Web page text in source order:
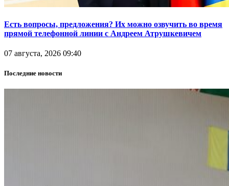
Есть вопросы, предложения? Их можно озвучить во время
прямой телефонной линии с Андреем Атрушкевичем
07 августа, 2026 09:40
Последние новости